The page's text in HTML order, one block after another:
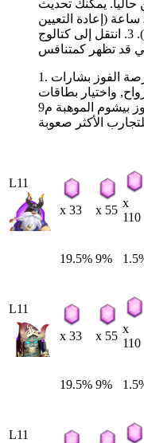
يمكنك تحديث
القائمة مجانًا مرة واحدة كل 24 ساعة (إعادة التعيين
مجانًا في تمام الساعة 00:00 يوميًا). 3. انتقل إلى كتالوج
1. أنهي التجربة لتحصل على فرصة الفوز بشارات
واختيار بطاقات
الأبطال. 2. ربما أيضا تستطيع الفوز بيشوم الموهبة م9
L11
x 33 x 55
x
110
19.5% 9%
L11
x 33 x 55
x
110
19.5% 9%
L11